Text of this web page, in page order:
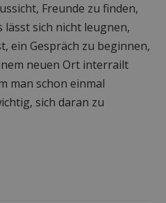
Freunde zu finden,
lässt sich nicht leugnen,
ein Gespräch zu beginnen,
neuen Ort interrailt
man schon einmal
sich daran zu